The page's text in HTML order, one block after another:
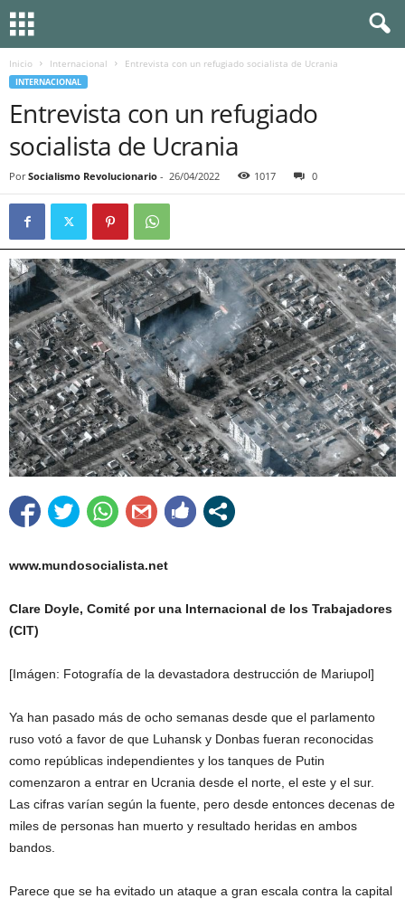
Inicio Internacional Entrevista con un refugiado socialista de Ucrania
INTERNACIONAL
Entrevista con un refugiado
socialista de Ucrania
Por Socialismo Revolucionario - 26/04/2022 1017 0
www.mundosocialista.net
Clare Doyle, Comité por una Internacional de los Trabajadores
(CIT)
[Imágen: Fotografía de la devastadora destrucción de Mariupol]
Ya han pasado más de ocho semanas desde que el parlamento
ruso votó a favor de que Luhansk y Donbas fueran reconocidas
como repúblicas independientes y los tanques de Putin
comenzaron a entrar en Ucrania desde el norte, el este y el sur.
Las cifras varían según la fuente, pero desde entonces decenas de
miles de personas han muerto y resultado heridas en ambos
bandos.
Parece que se ha evitado un ataque a gran escala contra la capital